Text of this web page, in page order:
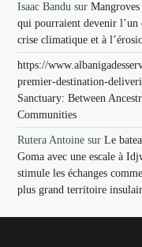
Isaac Bandu sur
qui pourraient devenir l’un
crise climatique et à
https://
premier-destination-
Sanctuary: Between
Communities
Rutera Antoine surLe
Goma avec une escale à
stimule les échanges
plus grand territoire